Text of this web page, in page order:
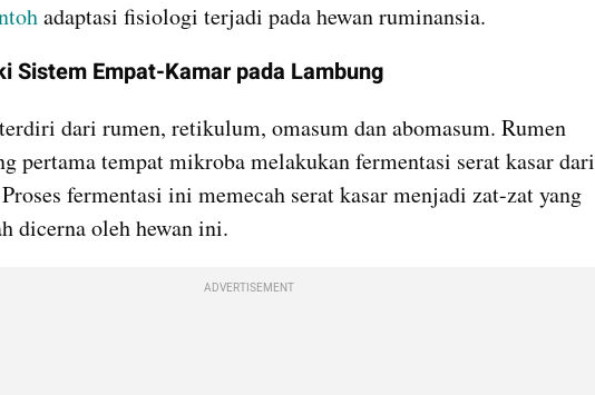
adaptasi fisiologi terjadi pada hewan ruminansia.
Sistem Empat-Kamar pada Lambung
dari rumen, retikulum, omasum dan abomasum. Rumen
pertama tempat mikroba melakukan fermentasi serat kasar dari
fermentasi ini memecah serat kasar menjadi zat-zat yang
dicerna oleh hewan ini.
ADVERTISEMENT